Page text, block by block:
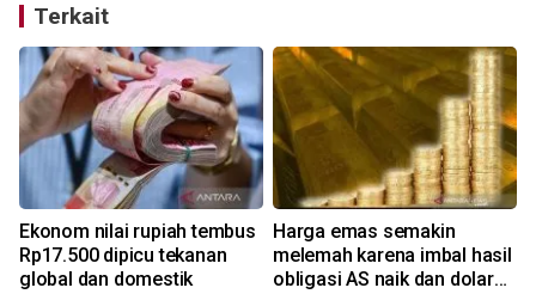
Terkait
Ekonom nilai rupiah tembus
Rp17.500 dipicu tekanan
global dan domestik
Harga emas semakin
melemah karena imbal hasil
obligasi AS naik dan dolar